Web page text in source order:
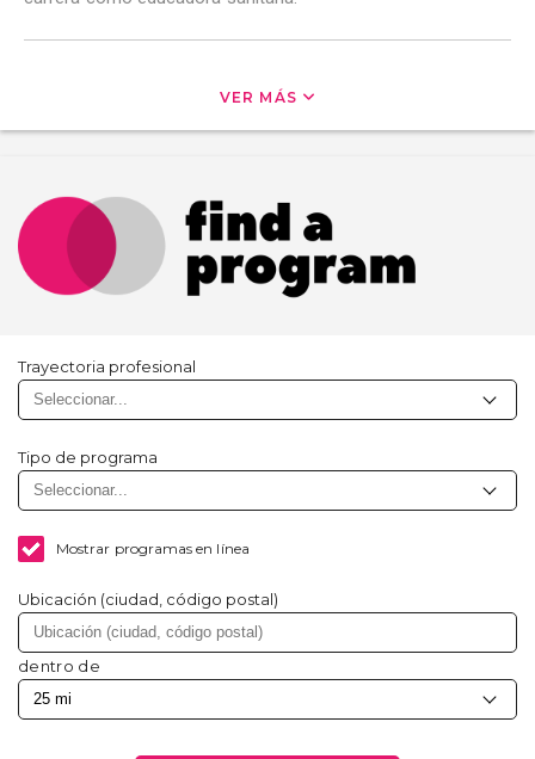
VER MÁS
Trayectoria profesional
Tipo de programa
Mostrar programas en línea
Ubicación (ciudad, código postal)
dentro de